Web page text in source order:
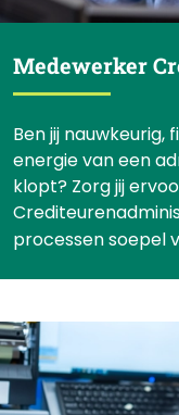
Medewerker
Ben jij nauwkeurig,
energie van een
klopt? Zorg jij
processen soepel